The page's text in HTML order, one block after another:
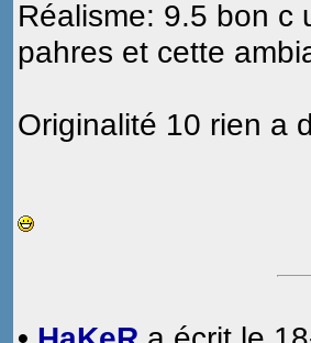
Réalisme: 9.5 bon c
pahres et cette
Originalité 10 rien a